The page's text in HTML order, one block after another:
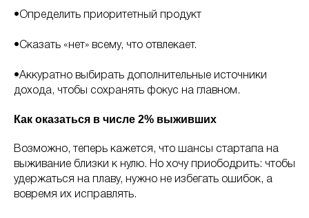
•Определить приоритетный продукт
•Сказать «нет» всему, что отвлекает.
•Аккуратно выбирать дополнительные источники
дохода, чтобы сохранять фокус на главном.
Как оказаться в числе 2% выживших
Возможно, теперь кажется, что шансы стартапа на
выживание близки к нулю. Но хочу приободрить: чтобы
удержаться на плаву, нужно не избегать ошибок, а
вовремя их исправлять.